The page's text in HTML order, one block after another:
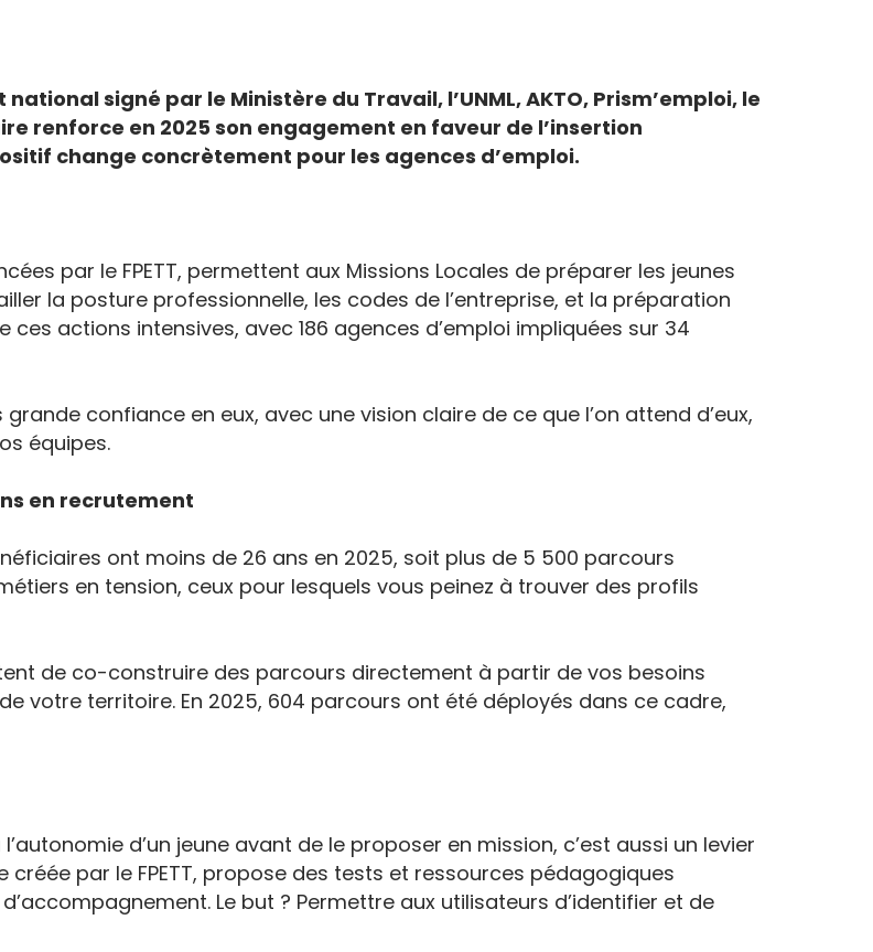
signé par le Ministère du Travail, l’UNML, AKTO, Prism’emploi, le
renforce en 2025 son engagement en faveur de l’insertion
change concrètement pour les agences d’emploi.
par le FPETT, permettent aux Missions Locales de préparer les jeunes
la posture professionnelle, les codes de l’entreprise, et la préparation
ces actions intensives, avec 186 agences d’emploi impliquées sur 34
confiance en eux, avec une vision claire de ce que l’on attend d’eux,
équipes.
en recrutement
ont moins de 26 ans en 2025, soit plus de 5 500 parcours
en tension, ceux pour lesquels vous peinez à trouver des profils
de co-construire des parcours directement à partir de vos besoins
votre territoire. En 2025, 604 parcours ont été déployés dans ce cadre,
d’un jeune avant de le proposer en mission, c’est aussi un levier
par le FPETT, propose des tests et ressources pédagogiques
Le but ? Permettre aux utilisateurs d’identifier et de